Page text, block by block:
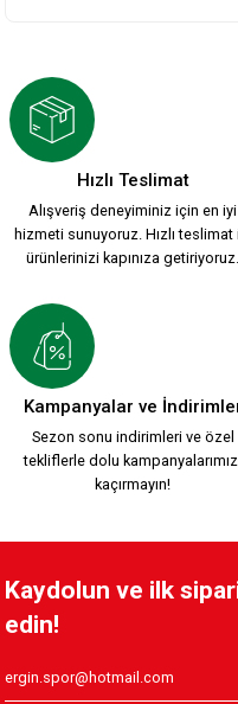
Hızlı Teslimat
Alışveriş deneyiminiz için en iyi
hizmeti sunuyoruz. Hızlı teslimat
ürünlerinizi kapınıza getiriyoruz.
Kampanyalar ve
Sezon sonu indirimleri ve özel
tekliflerle dolu
kaçırmayın!
Kaydolun ve ilk
edin!